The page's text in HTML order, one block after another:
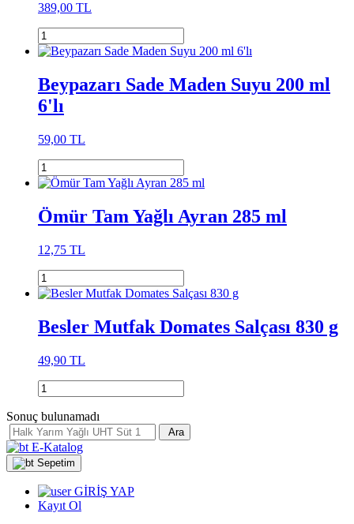
389,00 TL
Beypazarı Sade Maden Suyu 200 ml
6'lı
59,00 TL
Ömür Tam Yağlı Ayran 285 ml
12,75 TL
Besler Mutfak Domates Salçası 830 g
49,90 TL
Sonuç bulunamadı
Ara
E-Katalog
Sepetim
GİRİŞ YAP
Kayıt Ol